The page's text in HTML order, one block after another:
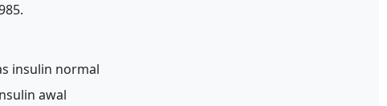
insulin normal
awal